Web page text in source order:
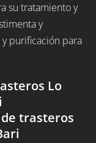
su tratamiento y
y
purificación para
Lo
trasteros